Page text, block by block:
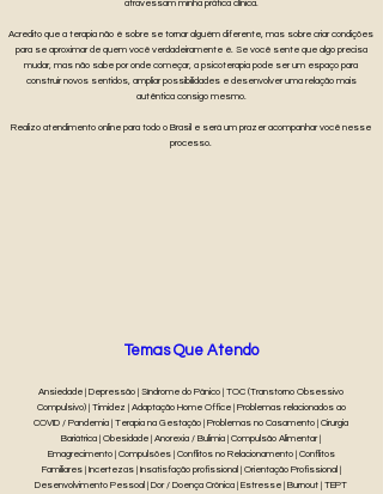
atravessam minha prática clínica.
Acredito que a terapia não é sobre se tornar alguém diferente, mas sobre criar condições
para se aproximar de quem você verdadeiramente é. Se você sente que algo precisa
mudar, mas não sabe por onde começar, a psicoterapia pode ser um espaço para
construir novos sentidos, ampliar possibilidades e desenvolver uma relação mais
autêntica consigo mesmo.
Realizo atendimento online para todo o Brasil e será um prazer acompanhar você nesse
processo.
Ansiedade | Depressão | Síndrome do Pânico | TOC (Transtorno Obsessivo
Compulsivo) | Timidez | Adaptação Home Office | Problemas relacionados ao
COVID / Pandemia | Terapia na Gestação | Problemas no Casamento | Cirurgia
Bariátrica | Obesidade | Anorexia / Bulimia | Compulsão Alimentar |
Emagrecimento | Compulsões | Conflitos no Relacionamento | Conflitos
Familiares | Incertezas | Insatisfação profissional | Orientação Profissional |
Desenvolvimento Pessoal | Dor / Doença Crônica | Estresse | Burnout | TEPT
Temas Que Atendo